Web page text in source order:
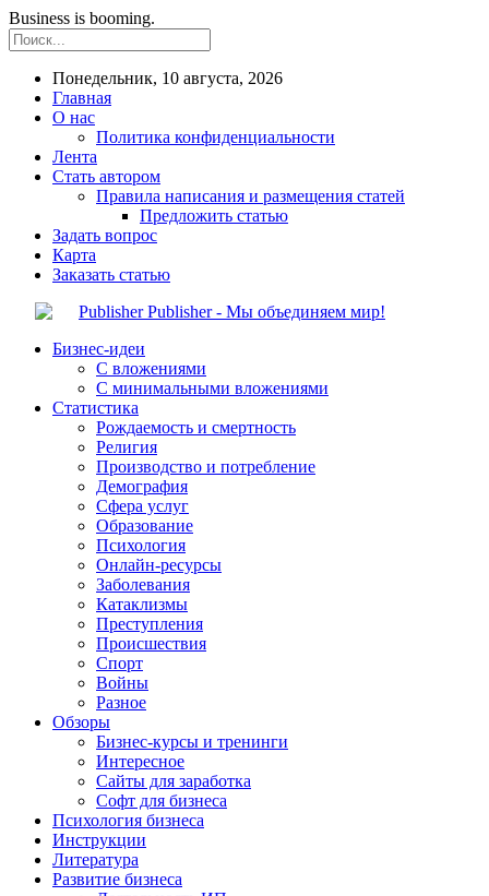
Business is booming.
Понедельник, 10 августа, 2026
Главная
О нас
Политика конфиденциальности
Лента
Стать автором
Правила написания и размещения статей
Предложить статью
Задать вопрос
Карта
Заказать статью
Publisher - Мы объединяем мир!
Бизнес-идеи
С вложениями
С минимальными вложениями
Статистика
Рождаемость и смертность
Религия
Производство и потребление
Демография
Сфера услуг
Образование
Психология
Онлайн-ресурсы
Заболевания
Катаклизмы
Преступления
Происшествия
Спорт
Войны
Разное
Обзоры
Бизнес-курсы и тренинги
Интересное
Сайты для заработка
Софт для бизнеса
Психология бизнеса
Инструкции
Литература
Развитие бизнеса